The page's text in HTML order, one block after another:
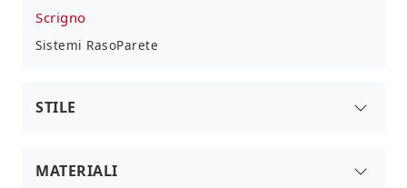
Scrigno
Sistemi RasoParete
STILE
MATERIALI